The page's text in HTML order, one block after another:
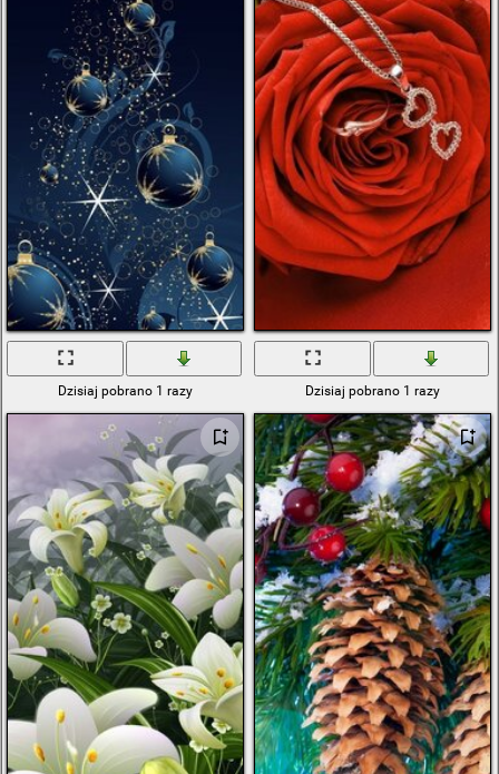
Dzisiaj pobrano 1 razy Dzisiaj pobrano 1 razy